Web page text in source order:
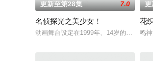
更新至第28集 7.0
名侦探光之美少女！
动画舞台设定在1999年、14岁的明智安
更
花
鸣